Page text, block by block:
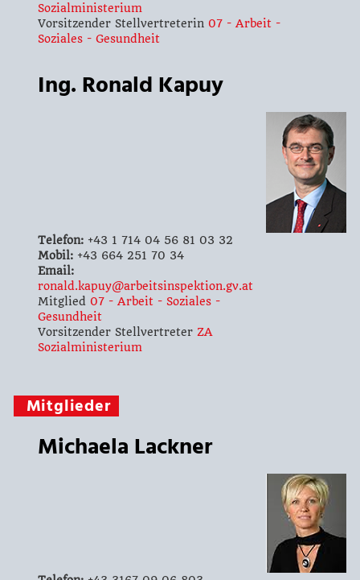
Sozialministerium
Vorsitzender Stellvertreterin 07 - Arbeit -
Soziales - Gesundheit
Ing. Ronald Kapuy
Telefon:+43 1 714 04 56 81 03 32
Mobil:+43 664 251 70 34
Email:
ronald.kapuy@arbeitsinspektion.gv.at
Mitglied 07 - Arbeit - Soziales -
Gesundheit
Vorsitzender Stellvertreter ZA
Sozialministerium
Mitglieder
Michaela Lackner